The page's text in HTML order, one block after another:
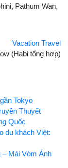
Pathum Wan,
Vacation Travel
(Habi tổng hợp)
Tokyo
Thuyết
Quốc
du khách Việt:
– Mái Vòm Ánh